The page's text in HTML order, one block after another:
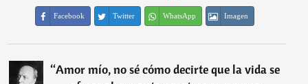
Facebook Twitter WhatsApp Imagen
“Amor mío, no sé cómo decirte que la vida se